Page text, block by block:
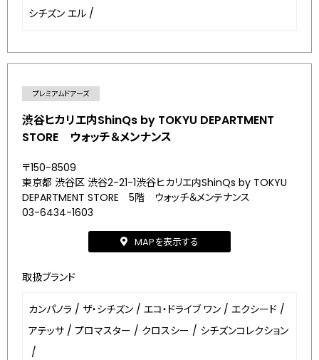
シチズン エル /
プレミアムドアーズ
渋谷ヒカリエ内ShinQs by TOKYU DEPARTMENT
STORE ウォッチ＆メンナンス
〒150-8509
東京都 渋谷区 渋谷2-21-1渋谷ヒカリエ内ShinQs by TOKYU
DEPARTMENT STORE 5階 ウォッチ＆メンテナンス
03-6434-1603
MAPを表示する
取扱ブランド
カンパノラ / ザ・シチズン / エコ・ドライブ ワン / エクシード /
アテッサ / プロマスター / クロスシー / シチズンコレクション
/